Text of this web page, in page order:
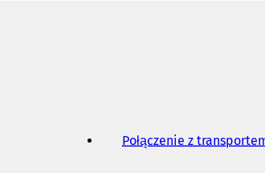
Połączenie z